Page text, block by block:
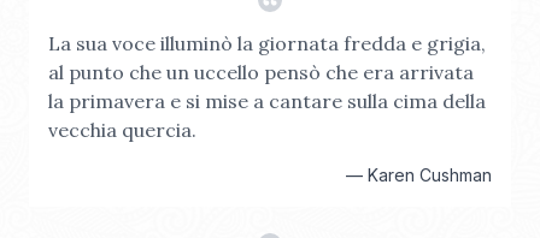
La sua voce illuminò la giornata fredda e grigia,
al punto che un uccello pensò che era arrivata
la primavera e si mise a cantare sulla cima della
vecchia quercia.
— Karen Cushman